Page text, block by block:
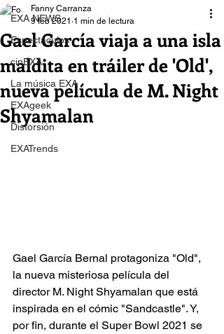
EXA NEWS
Espectáculos
cinEXA
La música EXA
EXAgeek
Distorsión
EXATrends
Gael García viaja a una isla
maldita en tráiler de 'Old',
nueva película de M. Night
Shyamalan
Fanny Carranza
9 feb 2021 1 min de lectura
Gael García Bernal protagoniza "Old",
la nueva misteriosa película del
director M. Night Shyamalan que está
inspirada en el cómic "Sandcastle". Y,
por fin, durante el Super Bowl 2021 se